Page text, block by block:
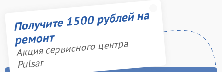
Получите 1500 рублей на
ремонт
Акция сервисного центра
Pulsar